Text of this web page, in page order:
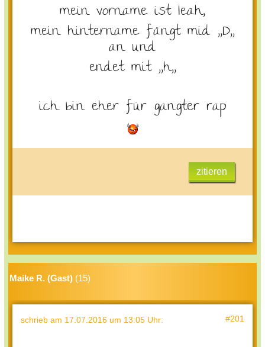
mein vorname ist leah,
mein hintername fängt mid ,,D,,
an und
endet mit ,,h,,
ich bin eher für gangter rap
zitieren
Maike R. (Gast) (15)
schrieb am 17.07.2016 um 13:05 Uhr: #201